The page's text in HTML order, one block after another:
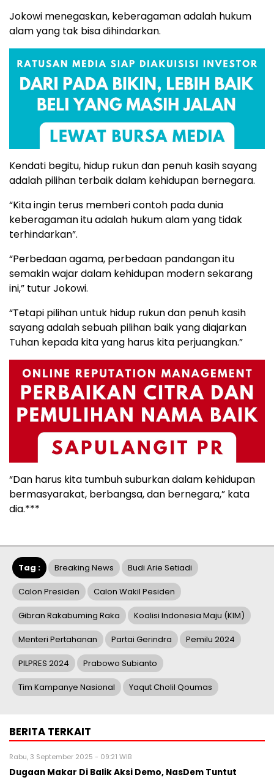
Jokowi menegaskan, keberagaman adalah hukum
alam yang tak bisa dihindarkan.
Kendati begitu, hidup rukun dan penuh kasih sayang
adalah pilihan terbaik dalam kehidupan bernegara.
“Kita ingin terus memberi contoh pada dunia
keberagaman itu adalah hukum alam yang tidak
terhindarkan”.
“Perbedaan agama, perbedaan pandangan itu
semakin wajar dalam kehidupan modern sekarang
ini,” tutur Jokowi.
“Tetapi pilihan untuk hidup rukun dan penuh kasih
sayang adalah sebuah pilihan baik yang diajarkan
Tuhan kepada kita yang harus kita perjuangkan.”
“Dan harus kita tumbuh suburkan dalam kehidupan
bermasyarakat, berbangsa, dan bernegara,” kata
dia.***
Tag : Breaking News Budi Arie Setiadi
Calon Presiden Calon Wakil Pesiden
Gibran Rakabuming Raka Koalisi Indonesia Maju (KIM)
Menteri Pertahanan Partai Gerindra Pemilu 2024
PILPRES 2024 Prabowo Subianto
Tim Kampanye Nasional Yaqut Cholil Qoumas
BERITA TERKAIT
Rabu, 3 September 2025 - 09:21 WIB
Dugaan Makar Di Balik Aksi Demo, NasDem Tuntut